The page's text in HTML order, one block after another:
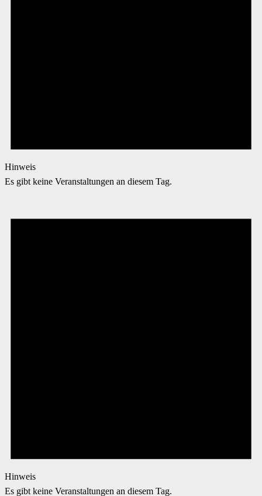
Hinweis
Es gibt keine Veranstaltungen an diesem Tag.
Hinweis
Es gibt keine Veranstaltungen an diesem Tag.